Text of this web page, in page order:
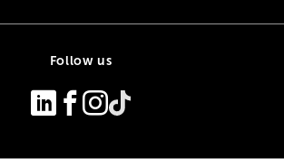
Follow us